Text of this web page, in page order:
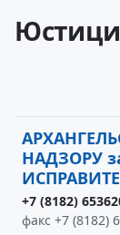
НАДЗОРУ
+7 (8182)
факс +7 (8182)